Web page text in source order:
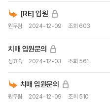
[RE] 입원
원무팀 2024-12-09 조회 603
치매 입원문의
성효숙 2024-12-03 조회 561
치매 입원문의
원무팀 2024-12-09 조회 510